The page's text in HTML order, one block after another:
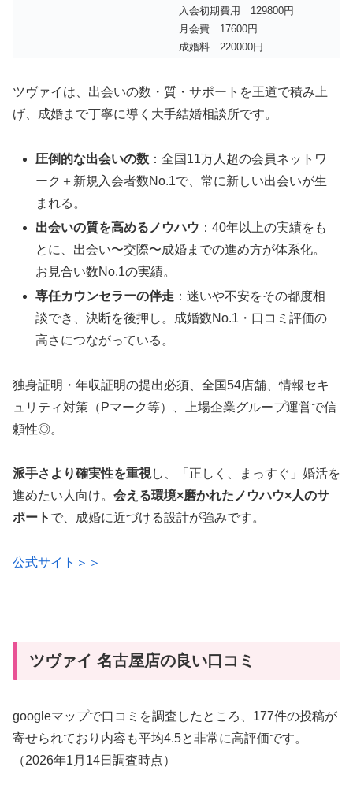
入会初期費用 129800円
月会費 17600円
成婚料 220000円
ツヴァイは、出会いの数・質・サポートを王道で積み上
げ、成婚まで丁寧に導く大手結婚相談所です。
圧倒的な出会いの数 ：全国11万人超の会員ネットワ
ーク＋新規入会者数No.1で、常に新しい出会いが生
まれる。
出会いの質を高めるノウハウ ：40年以上の実績をも
とに、出会い〜交際〜成婚までの進め方が体系化。
お見合い数No.1の実績。
専任カウンセラーの伴走 ：迷いや不安をその都度相
談でき、決断を後押し。成婚数No.1・口コミ評価の
高さにつながっている。
独身証明・年収証明の提出必須、全国54店舗、情報セキ
ュリティ対策（Pマーク等）、上場企業グループ運営で信
頼性◎。
派手さより確実性を重視し、「正しく、まっすぐ」婚活を
進めたい人向け。 会える環境×磨かれたノウハウ×人のサ
ポート で、成婚に近づける設計が強みです。
公式サイト＞＞
ツヴァイ 名古屋店の良い口コミ
googleマップで口コミを調査したところ、177件の投稿が
寄せられており内容も平均4.5と非常に高評価です。
（2026年1月14日調査時点）